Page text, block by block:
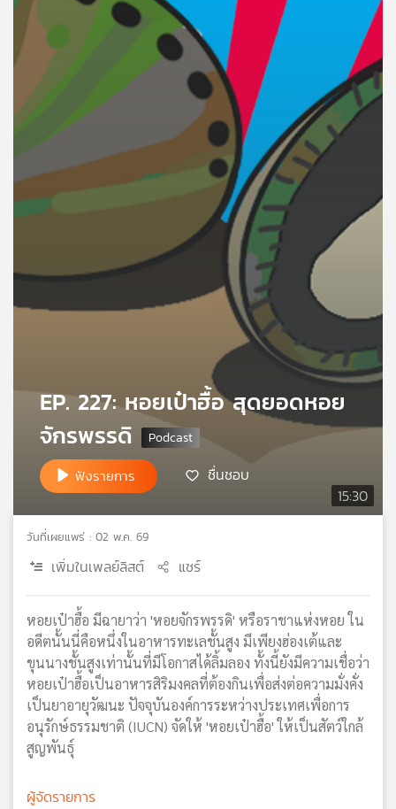
เพลง
บทความ
ข่าว
และ
กิจกรรม
กับ
เครือ
แผนที่
เครือ
ข่าย
15:30
EP. 227: หอยเป๋าฮื้อ สุดยอดหอย
จักรพรรดิ
ฟังรายการ ชื่นชอบ
วันที่เผยแพร่ : 02 พ.ค. 69
เพิ่มในเพลย์ลิสต์ แชร์
หอยเป๋าฮื้อ มีฉายาว่า 'หอยจักรพรรดิ' หรือราชาแห่งหอย ใน
อดีตนั้นนี่คือหนึ่งในอาหารทะเลชั้นสูง มีเพียงฮ่องเต้และ
ขุนนางชั้นสูงเท่านั้นที่มีโอกาสได้ลิ้มลอง ทั้งนี้ยังมีความเชื่อว่า
หอยเป๋าฮื้อเป็นอาหารสิริมงคลที่ต้องกินเพื่อส่งต่อความมั่งคั่ง
เป็นยาอายุวัฒนะ ปัจจุบันองค์การระหว่างประเทศเพื่อการ
อนุรักษ์ธรรมชาติ (IUCN) จัดให้ 'หอยเป๋าฮื้อ' ให้เป็นสัตว์ใกล้
สูญพันธุ์
ผู้จัดรายการ